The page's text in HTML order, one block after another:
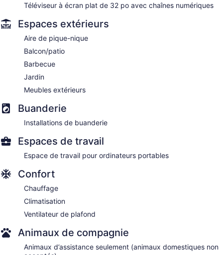
Téléviseur à écran plat de 32 po avec chaînes numériques
Espaces extérieurs
Aire de pique-nique
Balcon/patio
Barbecue
Jardin
Meubles extérieurs
Buanderie
Installations de buanderie
Espaces de travail
Espace de travail pour ordinateurs portables
Confort
Chauffage
Climatisation
Ventilateur de plafond
Animaux de compagnie
Animaux d’assistance seulement (animaux domestiques non